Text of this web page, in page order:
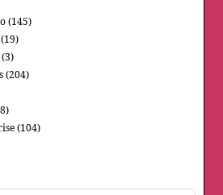
(145)
(204)
(104)